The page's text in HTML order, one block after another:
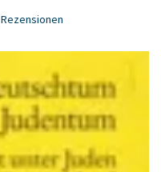
Rezensionen